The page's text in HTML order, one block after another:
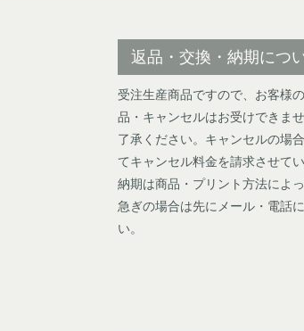
返品・交換・納期につ
受注生産商品ですので、お客様
品・キャンセルはお受けできま
了承ください。キャンセルの場
てキャンセル料金を請求させてい
納期は商品・プリント方法によ
急ぎの場合は先にメール・電話
い。